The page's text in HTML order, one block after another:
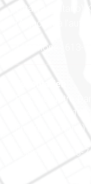
Ottawa (Ontario)
(Adjacent à
Téléphone : 613-
Est ontarien
888, rue Notre-
Case postale 101
Embrun (Ontario)
Téléphone : 613-